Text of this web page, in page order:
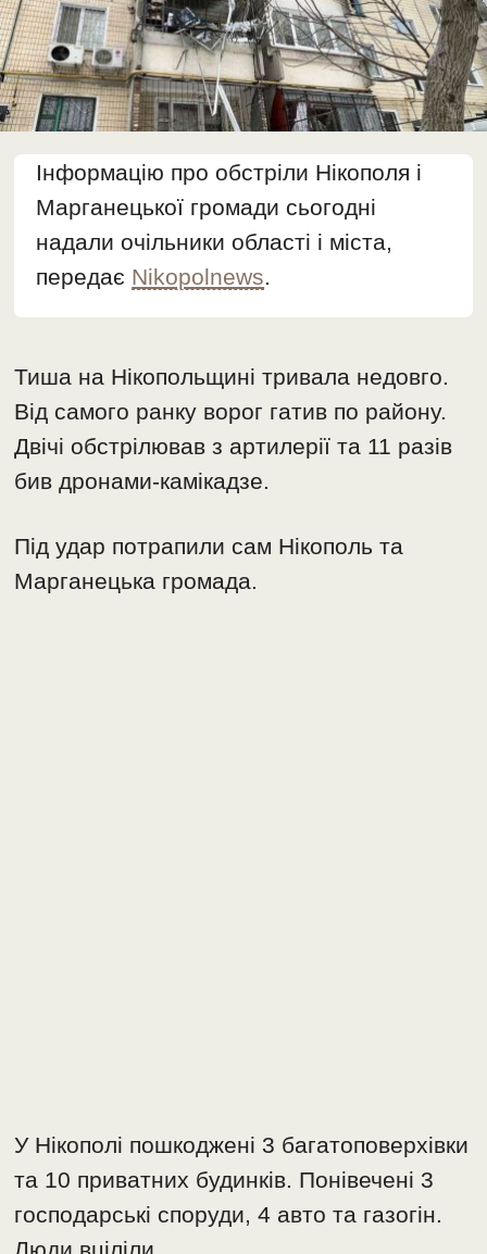
Інформацію про обстріли Нікополя і
Марганецької громади сьогодні
надали очільники області і міста,
передає Nikopolnews.
Тиша на Нікопольщині тривала недовго.
Від самого ранку ворог гатив по району.
Двічі обстрілював з артилерії та 11 разів
бив дронами-камікадзе.
Під удар потрапили сам Нікополь та
Марганецька громада.
У Нікополі пошкоджені 3 багатоповерхівки
та 10 приватних будинків. Понівечені 3
господарські споруди, 4 авто та газогін.